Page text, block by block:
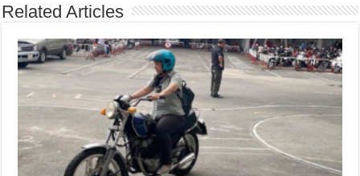
Related Articles